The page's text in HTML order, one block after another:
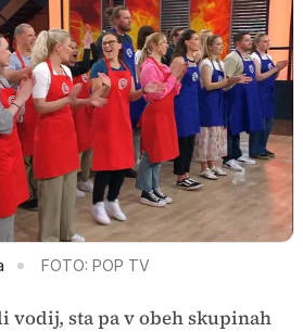
FOTO: POP TV
sta pa v obeh skupinah